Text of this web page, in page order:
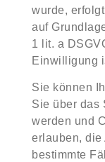
wurde,
auf
1 lit. a
Einwilligung
Sie können
Sie über das
werden und
erlauben, die
bestimmte